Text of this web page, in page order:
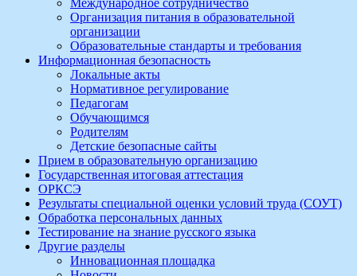
Международное сотрудничество
Организация питания в образовательной
организации
Образовательные стандарты и требования
Информационная безопасность
Локальные акты
Нормативное регулирование
Педагогам
Обучающимся
Родителям
Детские безопасные сайты
Прием в образовательную организацию
Государственная итоговая аттестация
ОРКСЭ
Результаты специальной оценки условий труда (СОУТ)
Обработка персональных данных
Тестирование на знание русского языка
Другие разделы
Инновационная площадка